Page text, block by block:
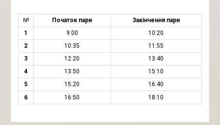
№ Початок пари
Закінчення пари
1
9:00
10:20
2
10:35
11:55
3
12:20
13:40
4
13:50
15:10
5
15:20
16:40
6
16:50 18:10